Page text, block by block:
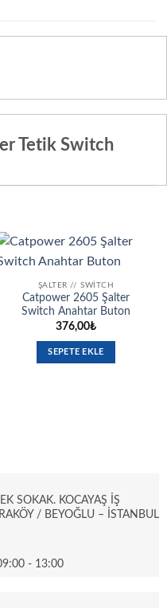
Tetik Switch
ŞALTER // SWITCH
Catpower 2605 Şalter
Switch Anahtar Buton
376,00₺
SEPETE EKLE
SOKAK. KOCAYAŞ İŞ
/ BEYOĞLU – İSTANBUL
- 13:00